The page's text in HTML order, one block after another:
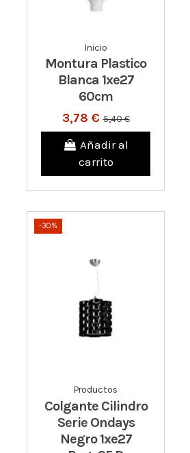
Inicio
Montura Plastico
Blanca 1xe27
60cm
3,78 €5,40 €
Añadir al
carrito
-30%
Productos
Colgante Cilindro
Serie Ondays
Negro 1xe27